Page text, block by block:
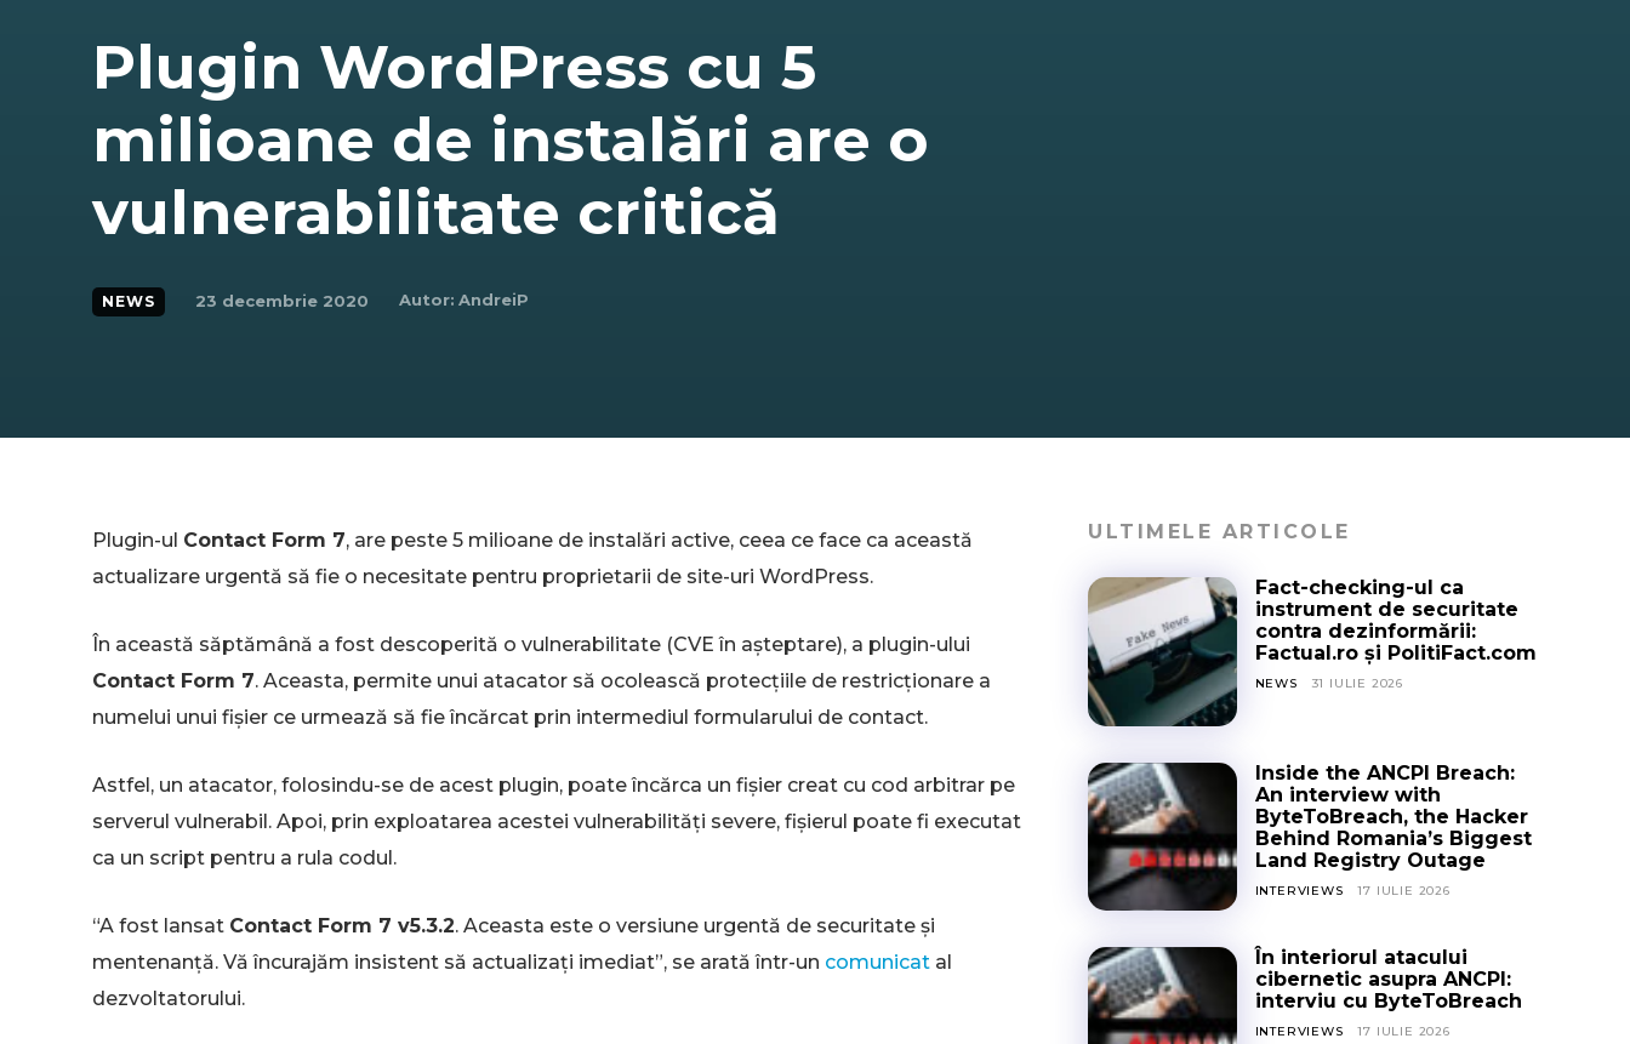
Plugin WordPress cu 5
milioane de instalări are o
vulnerabilitate critică
NEWS 23 decembrie 2020 Autor: AndreiP
Plugin-ul Contact Form 7, are peste 5 milioane de instalări active, ceea ce face ca această
actualizare urgentă să fie o necesitate pentru proprietarii de site-uri WordPress.
În această săptămână a fost descoperită o vulnerabilitate (CVE în așteptare), a plugin-ului
Contact Form 7. Aceasta, permite unui atacator să ocolească protecțiile de restricționare a
numelui unui fișier ce urmează să fie încărcat prin intermediul formularului de contact.
Astfel, un atacator, folosindu-se de acest plugin, poate încărca un fișier creat cu cod arbitrar pe
serverul vulnerabil. Apoi, prin exploatarea acestei vulnerabilități severe, fișierul poate fi executat
ca un script pentru a rula codul.
“A fost lansat Contact Form 7 v5.3.2. Aceasta este o versiune urgentă de securitate și
mentenanță. Vă încurajăm insistent să actualizați imediat”, se arată într-un comunicat al
dezvoltatorului.
ULTIMELE ARTICOLE
Fact-checking-ul ca
instrument de securitate
contra dezinformării:
Factual.ro și PolitiFact.com
NEWS 31 IULIE 2026
Inside the ANCPI Breach:
An interview with
ByteToBreach, the Hacker
Behind Romania’s Biggest
Land Registry Outage
INTERVIEWS 17 IULIE 2026
În interiorul atacului
cibernetic asupra ANCPI:
interviu cu ByteToBreach
INTERVIEWS 17 IULIE 2026